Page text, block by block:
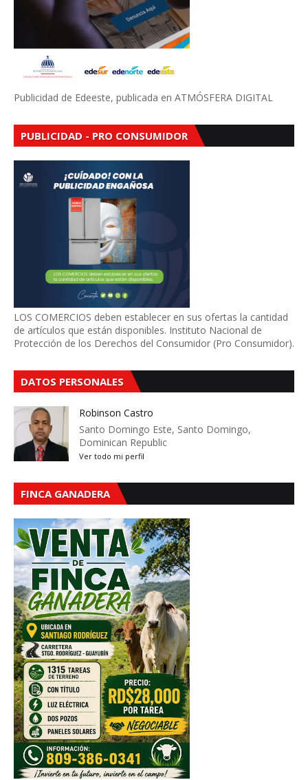
Publicidad de Edeeste, publicada en ATMÓSFERA DIGITAL
PUBLICIDAD - PRO CONSUMIDOR
LOS COMERCIOS deben establecer en sus ofertas la cantidad
de artículos que están disponibles. Instituto Nacional de
Protección de los Derechos del Consumidor (Pro Consumidor).
DATOS PERSONALES
Robinson Castro
Santo Domingo Este, Santo Domingo,
Dominican Republic
Ver todo mi perfil
FINCA GANADERA